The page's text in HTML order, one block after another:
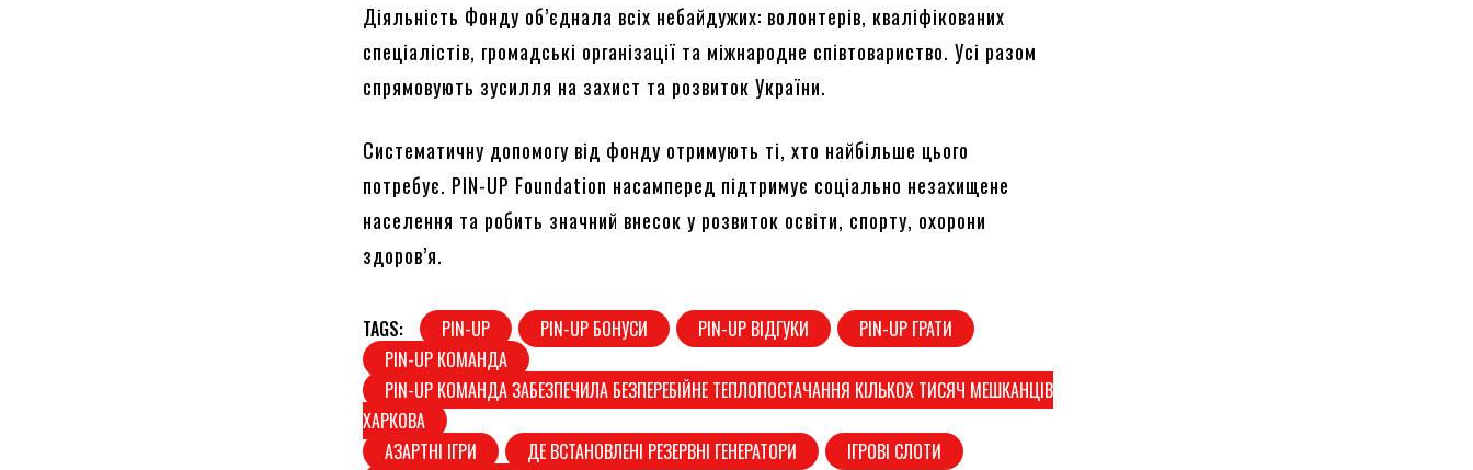
Діяльність Фонду об’єднала всіх небайдужих: волонтерів, кваліфікованих
спеціалістів, громадські організації та міжнародне співтовариство. Усі разом
спрямовують зусилля на захист та розвиток України.
Систематичну допомогу від фонду отримують ті, хто найбільше цього
потребує. PIN-UP Foundation насамперед підтримує соціально незахищене
населення та робить значний внесок у розвиток освіти, спорту, охорони
здоров’я.
TAGS: PIN-UP PIN-UP БОНУСИ PIN-UP ВІДГУКИ
PIN-UP ГРАТИ
PIN-UP КОМАНДА
PIN-UP КОМАНДА ЗАБЕЗПЕЧИЛА БЕЗПЕРЕБІЙНЕ ТЕПЛОПОСТАЧАННЯ КІЛЬКОХ ТИСЯЧ МЕШКАНЦІВ
ХАРКОВА
АЗАРТНІ ІГРИ
ДЕ ВСТАНОВЛЕНІ РЕЗЕРВНІ ГЕНЕРАТОРИ
ІГРОВІ СЛОТИ